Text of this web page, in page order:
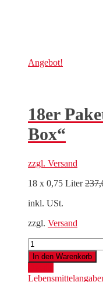
Angebot!
18er
Box“
zzgl. Versand
18 x 0,75 Liter
inkl. USt.
zzgl. Versand
18er
Paket
"Wine
Lovers
In den Warenkorb